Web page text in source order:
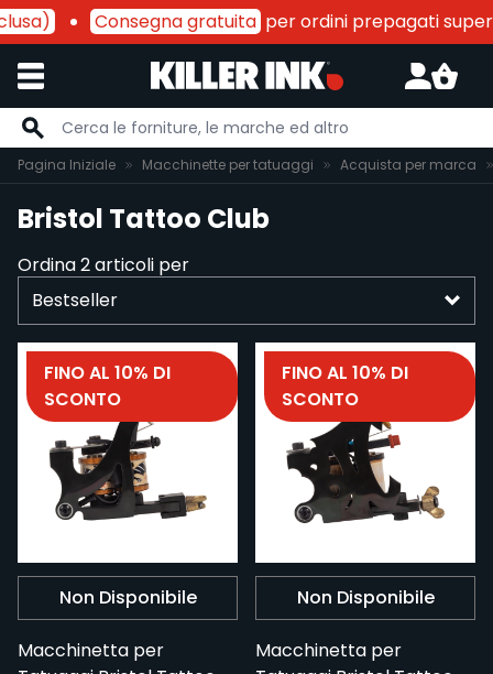
Consegna gratuitaper ordini prepagati
Salta al contenuto
Pagina Iniziale Macchinette per tatuaggi Acquista per marca
Bristol Tattoo Club
Ordina2articoli per
Non Disponibile
Macchinetta per
FINO AL 10% DI
SCONTO
Non Disponibile
Macchinetta per
FINO AL 10% DI
SCONTO